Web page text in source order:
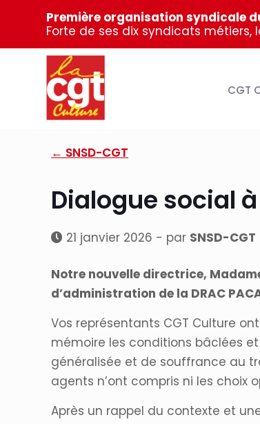
Première organisation syndicale
Forte de ses dix syndicats métiers,
CGT
← SNSD-CGT
Dialogue social
21 janvier 2026 - par SNSD-CGT
Notre nouvelle directrice,
d’administration de la DRAC
Vos représentants CGT Culture
mémoire les conditions bâclées
généralisée et de souffrance au
agents n’ont compris ni les choix
Après un rappel du contexte et